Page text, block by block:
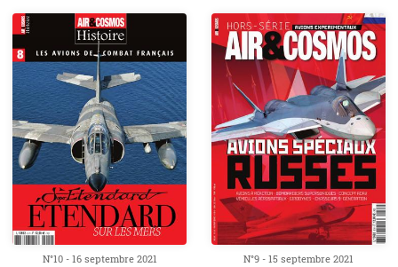
N°10 - 16 septembre 2021 N°9 - 15 septembre 2021